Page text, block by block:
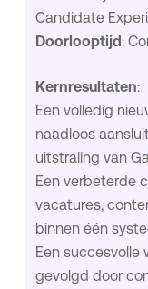
Candidate
Doorlooptijd:
Kernresultaten:
Een volledig
naadloos
uitstraling van
Een verbeterde
vacatures,
binnen één
Een succesvolle
gevolgd door